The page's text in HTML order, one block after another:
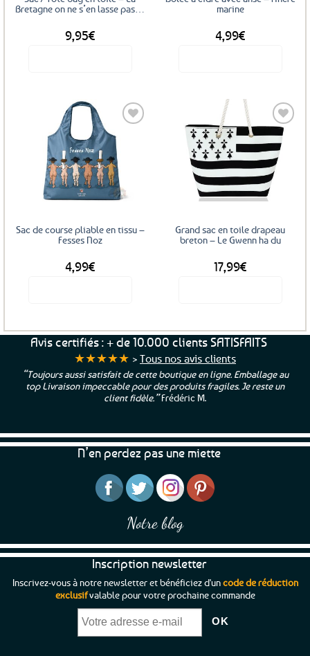
Bretagne on ne s’en lasse pas…
9,95€
marine
4,99€
Ajouter
favoris
Sac de course pliable en tissu –
Fesses Noz
4,99€
Ajouter
aux
favoris
Grand sac en toile drapeau
breton – Le Gwenn ha du
17,99€
Avis certifiés : + de 10.000 clients SATISFAITS
★★★★★ > Tous nos avis clients
“Toujours aussi satisfait de cette boutique en ligne. Emballage au
top Livraison impeccable pour des produits fragiles. Je reste un
client fidèle.”Frédéric M.
N’en perdez pas une miette
Notre blog
Inscription newsletter
Inscrivez-vous à notre newsletter et bénéficiez d'uncode de réduction
exclusifvalable pour votre prochaine commande